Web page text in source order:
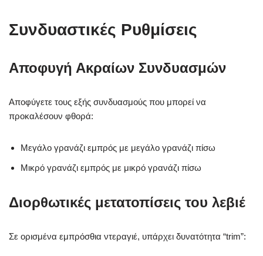
Συνδυαστικές Ρυθμίσεις
Αποφυγή Ακραίων Συνδυασμών
Αποφύγετε τους εξής συνδυασμούς που μπορεί να
προκαλέσουν φθορά:
Μεγάλο γρανάζι εμπρός με μεγάλο γρανάζι πίσω
Μικρό γρανάζι εμπρός με μικρό γρανάζι πίσω
Διορθωτικές μετατοπίσεις του λεβιέ
Σε ορισμένα εμπρόσθια ντεραγιέ, υπάρχει δυνατότητα “trim”: